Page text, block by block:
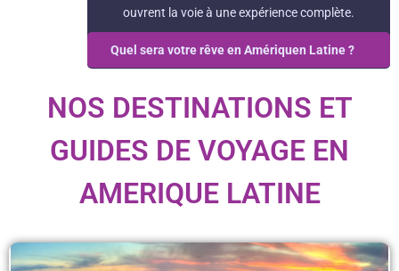
ouvrent la voie à une expérience complète.
Quel sera votre rêve en Amériquen Latine ?
NOS DESTINATIONS ET
GUIDES DE VOYAGE EN
AMERIQUE LATINE